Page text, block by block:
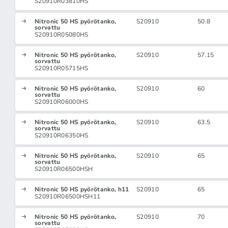
Nitronic 50 HS pyörötanko,
sorvattu
S20910R05080HS
S20910 50.8
Nitronic 50 HS pyörötanko,
sorvattu
S20910R05715HS
S20910 57.15
Nitronic 50 HS pyörötanko,
sorvattu
S20910R06000HS
S20910 60
Nitronic 50 HS pyörötanko,
sorvattu
S20910R06350HS
S20910 63.5
Nitronic 50 HS pyörötanko,
sorvattu
S20910R06500HSH
S20910 65
Nitronic 50 HS pyörötanko, h11
S20910R06500HSH11
S20910 65
Nitronic 50 HS pyörötanko,
sorvattu
S20910 70